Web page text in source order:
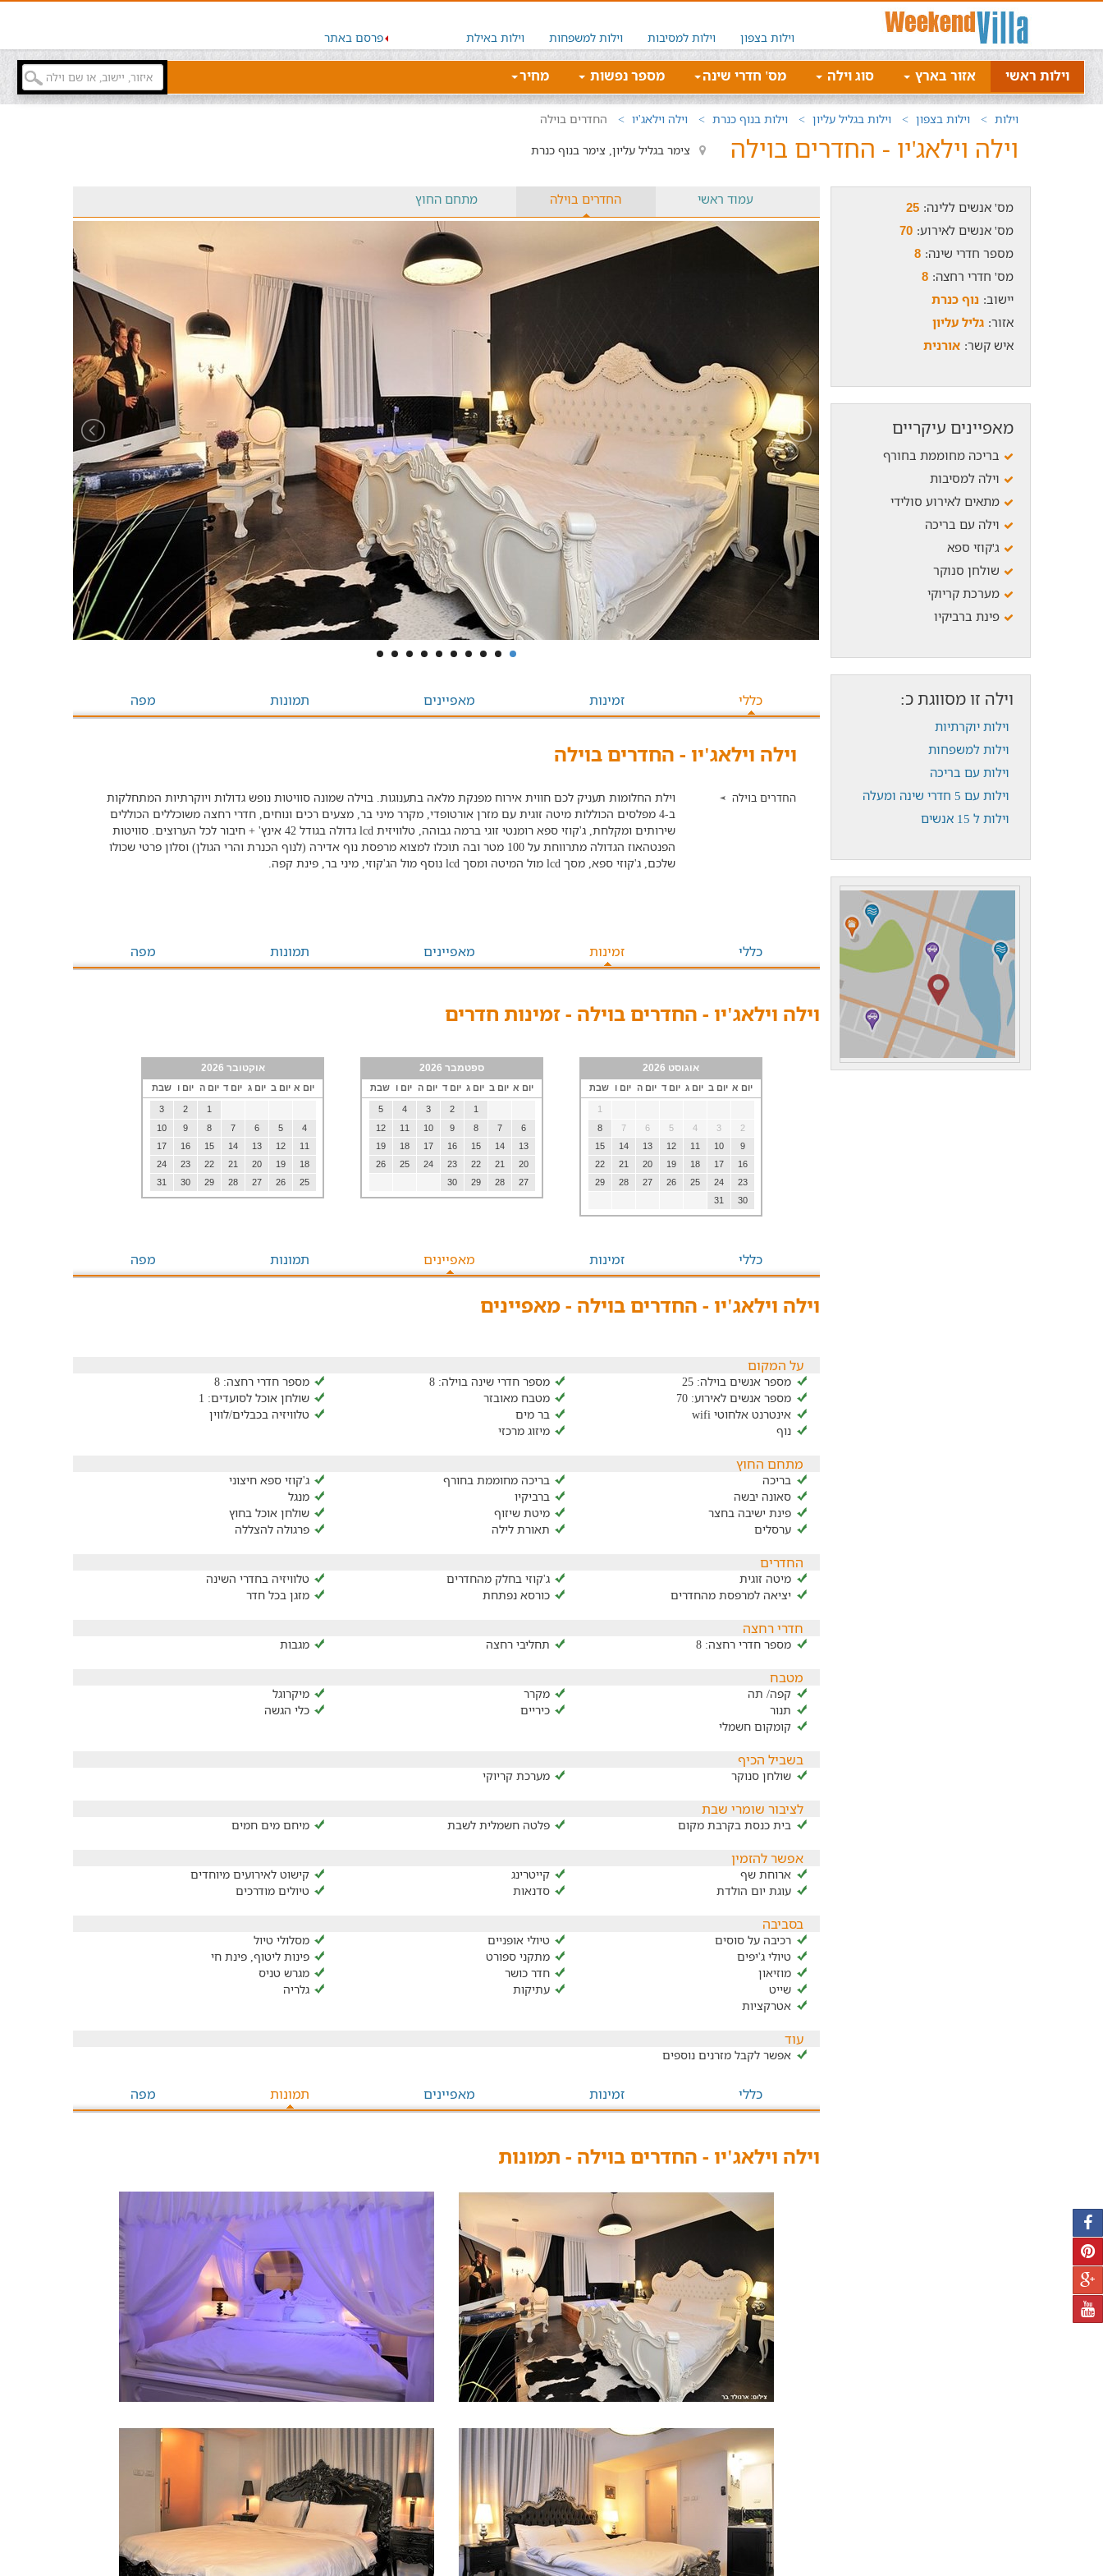
וילות בצפון וילות למסיבות וילות למשפחות וילות באילת פרסם באתר
וילות ראשי אזור בארץ סוג וילה מס' חדרי שינה מספר נפשות מחיר
וילות וילות בצפון וילות בגליל עליון וילות בנוף כנרת וילה וילאג'יו החדרים בוילה
וילה וילאג'יו - החדרים בוילה צימר בגליל עליון, צימר בנוף כנרת
מס' אנשים ללינה: 25
מס' אנשים לאירוע: 70
מספר חדרי שינה: 8
מס' חדרי רחצה: 8
יישוב: נוף כנרת
אזור: גליל עליון
איש קשר: אורנית
מאפיינים עיקריים
בריכה מחוממת בחורף
וילה למסיבות
מתאים לאירוע סולידי
וילה עם בריכה
ג'קוזי ספא
שולחן סנוקר
מערכת קריוקי
פינת ברביקיו
וילה זו מסווגת כ:
וילות יוקרתיות
וילות למשפחות
וילות עם בריכה
וילות עם 5 חדרי שינה ומעלה
וילות ל 15 אנשים
עמוד ראשי החדרים בוילה מתחם החוץ
כללי זמינות מאפיינים תמונות מפה
וילה וילאג'יו - החדרים בוילה
החדרים בוילה
וילת החלומות תעניק לכם חווית אירוח מפנקת מלאה בתענוגות. בוילה שמונה סוויטות נופש גדולות ויוקרתיות המתחלקות
ב-4 מפלסים הכוללות מיטה זוגית עם מזרן אורטופדי, מקרר מיני בר, מצעים רכים ונוחים, חדרי רחצה משוכללים הכוללים
שירותים ומקלחת, ג'קוזי ספא רומנטי זוגי ברמה גבוהה, טלוויזית lcd גדולה בגודל 42 אינץ' + חיבור לכל הערוצים. סוויטות
הפנטהאוז הגדולה מתרווחת על 100 מטר ובה תוכלו למצוא מרפסת נוף אדירה (לנוף הכנרת והרי הגולן) וסלון פרטי שכולו
שלכם, ג'קוזי ספא, מסך lcd מול המיטה ומסך lcd נוסף מול הג'קוזי, מיני בר, פינת קפה.
כללי זמינות מאפיינים תמונות מפה
וילה וילאג'יו - החדרים בוילה - זמינות חדרים
אוגוסט 2026
יום א יום ב יום ג יום ד יום ה יום ו שבת
1
2
3
4
5
6
7
8
9
10
11
12
13
14
15
16
17
18
19
20
21
22
23
24
25
26
27
28
29
30
31
ספטמבר 2026
יום א יום ב יום ג יום ד יום ה יום ו שבת
1
2
3
4
5
6
7
8
9
10
11
12
13
14
15
16
17
18
19
20
21
22
23
24
25
26
27
28
29
30
אוקטובר 2026
יום א יום ב יום ג יום ד יום ה יום ו שבת
1
2
3
4
5
6
7
8
9
10
11
12
13
14
15
16
17
18
19
20
21
22
23
24
25
26
27
28
29
30
31
כללי זמינות מאפיינים תמונות מפה
וילה וילאג'יו - החדרים בוילה - מאפיינים
על המקום
מספר אנשים בוילה: 25 מספר חדרי שינה בוילה: 8
מספר חדרי רחצה: 8
מספר אנשים לאירוע: 70
מטבח מאובזר
שולחן אוכל לסועדים: 1
אינטרנט אלחוטי wifi
בר מים
טלוויזיה בכבלים/לווין
נוף
מיזוג מרכזי
מתחם החוץ
בריכה בריכה מחוממת בחורף
ג'קוזי ספא חיצוני
סאונה יבשה
ברביקיו
מנגל
פינת ישיבה בחצר
מיטת שיזוף
שולחן אוכל בחוץ
ערסלים
תאורת לילה פרגולה להצללה
החדרים
מיטה זוגית ג'קוזי בחלק מהחדרים
טלוויזיה בחדרי השינה
יציאה למרפסת מהחדרים
כורסא נפתחת מזגן בכל חדר
חדרי רחצה
מספר חדרי רחצה: 8 תחליבי רחצה מגבות
מטבח
קפה/ תה מקרר
מיקרוגל
תנור
כיריים
כלי הגשה
קומקום חשמלי
בשביל הכיף
שולחן סנוקר מערכת קריוקי
לציבור שומרי שבת
בית כנסת בקרבת מקום פלטה חשמלית לשבת מיחם מים חמים
אפשר להזמין
ארוחת שף קייטרינג
קישוט לאירועים מיוחדים
עוגת יום הולדת
סדנאות טיולים מודרכים
בסביבה
רכיבה על סוסים טיולי אופניים
מסלולי טיול
טיולי ג'יפים
מתקני ספורט
פינות ליטוף, פינת חי
מוזיאון
חדר כושר
מגרש טניס
שייט
עתיקות
גלריה
אטרקציות
עוד
אפשר לקבל מזרנים נוספים
כללי זמינות מאפיינים תמונות מפה
וילה וילאג'יו - החדרים בוילה - תמונות